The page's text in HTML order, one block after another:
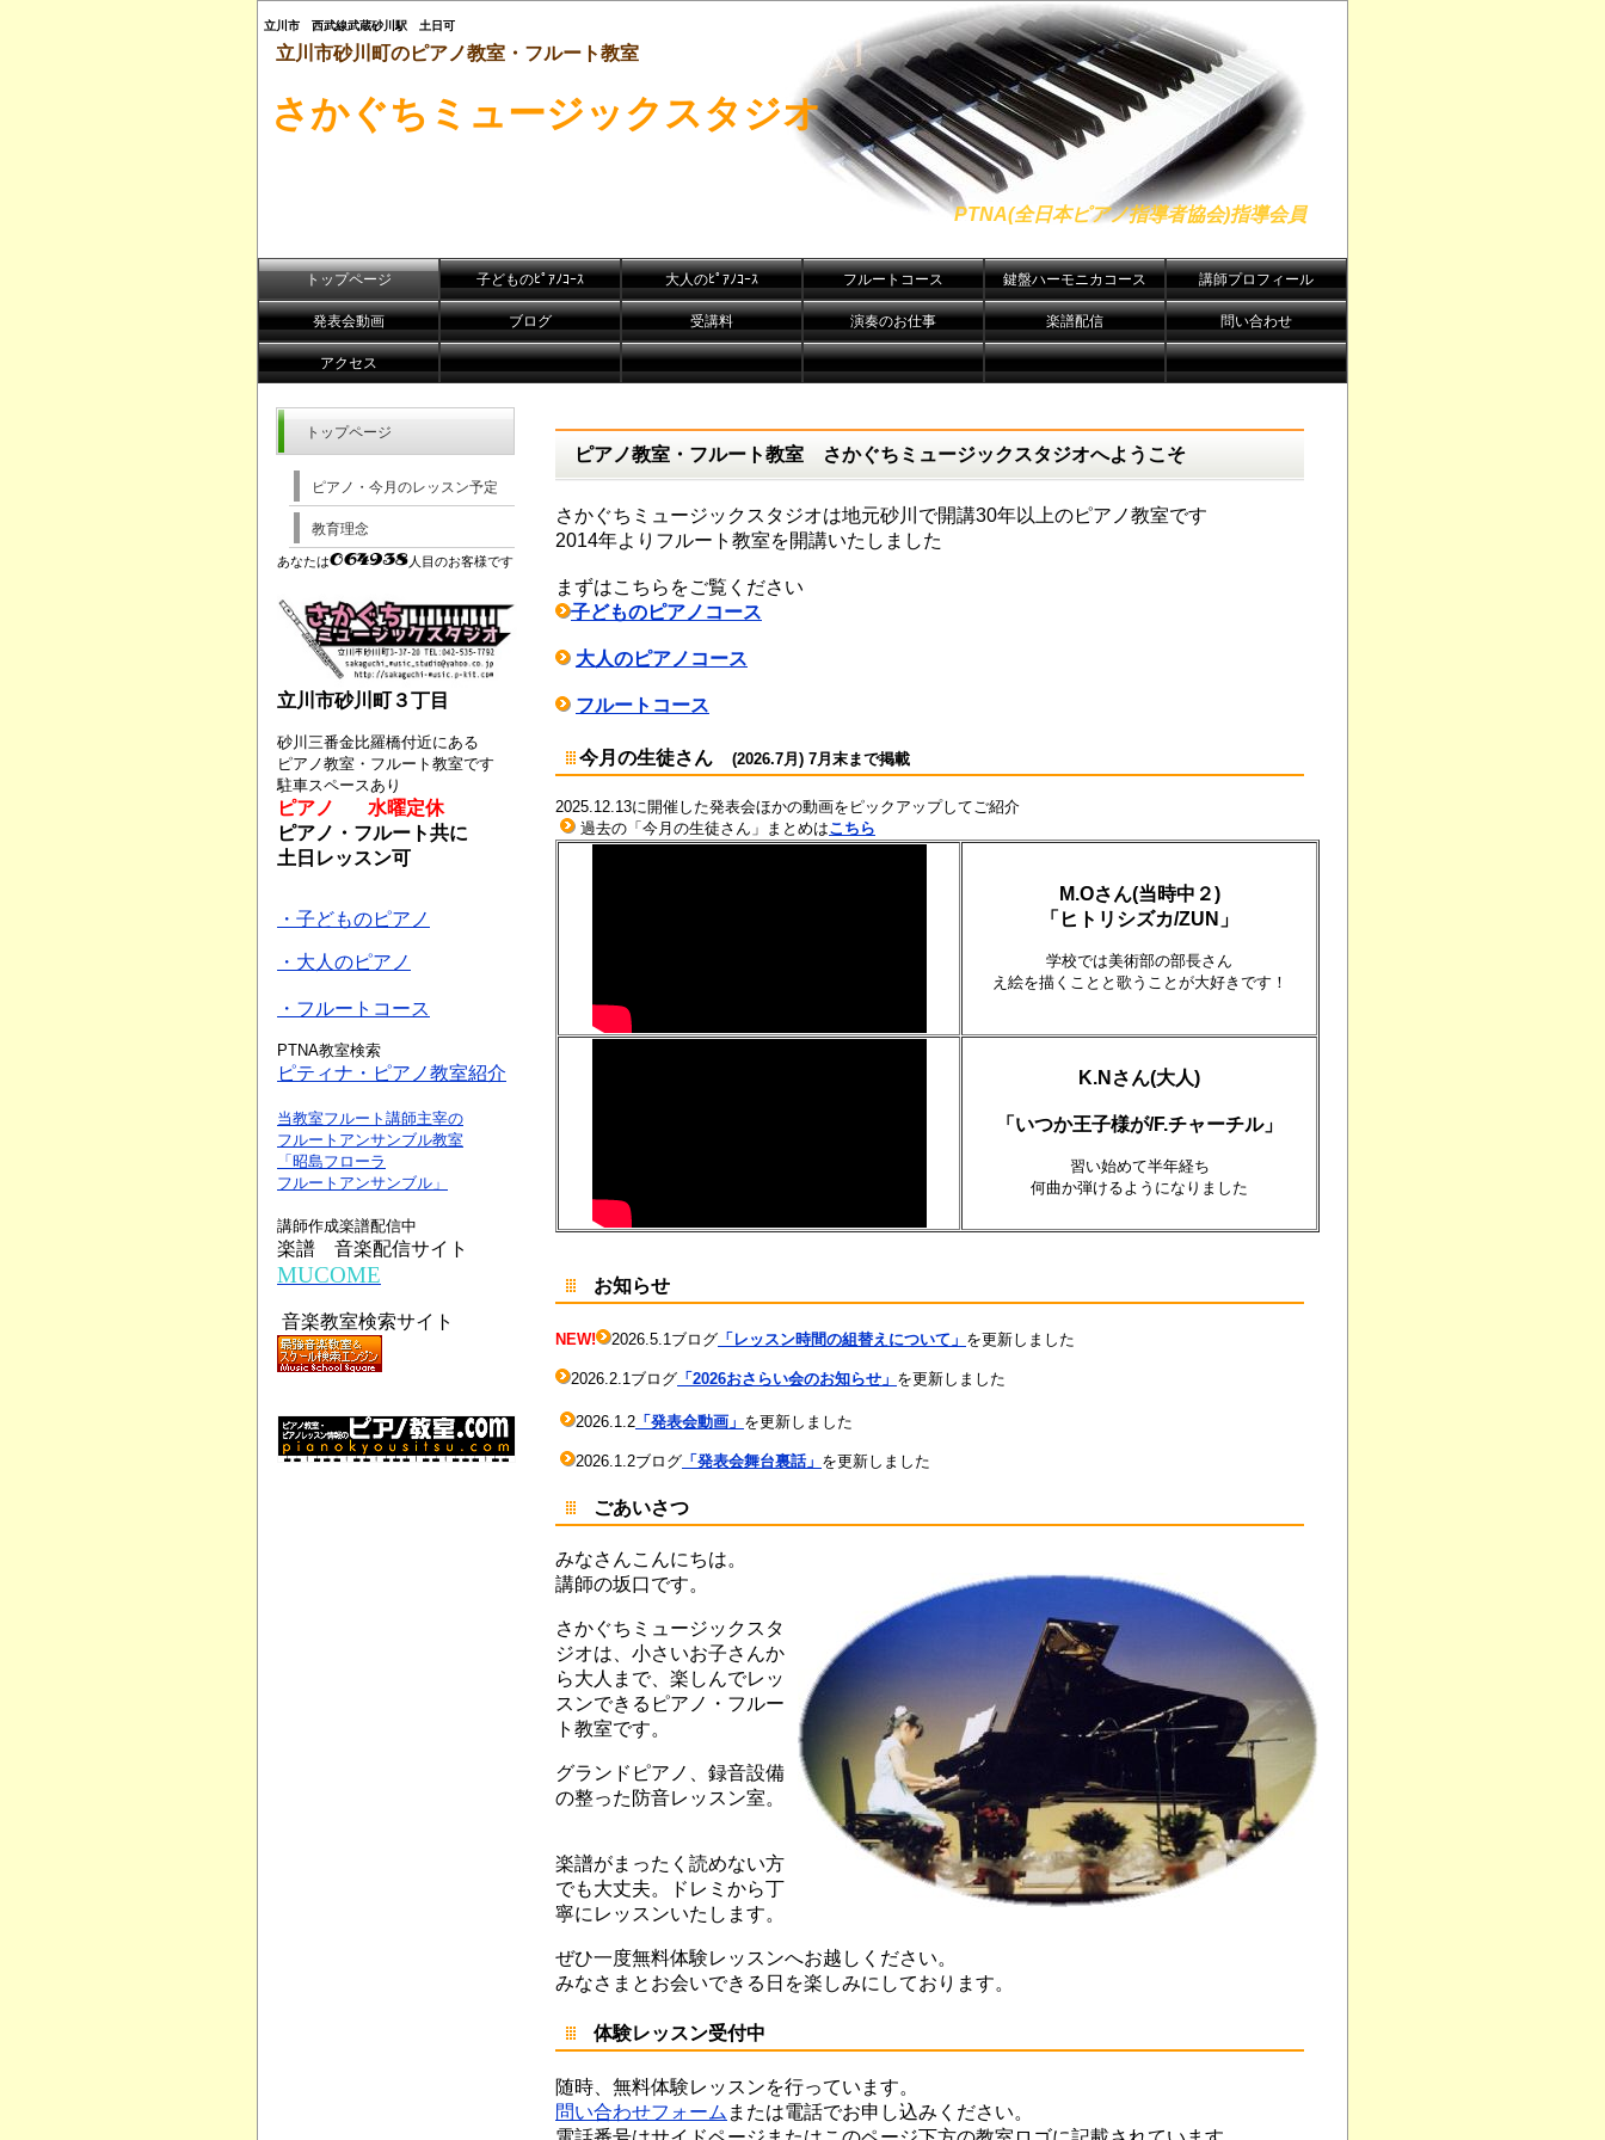
立川市 西武線武蔵砂川駅 土日可
立川市砂川町のピアノ教室・フルート教室
さかぐちミュージックスタジオ
PTNA(全日本ピアノ指導者協会)指導会員
トップページ 子どものﾋﾟｱﾉｺｰｽ 大人のﾋﾟｱﾉｺｰｽ フルートコース 鍵盤ハーモニカコース 講師プロフィール
発表会動画 ブログ 受講料 演奏のお仕事 楽譜配信 問い合わせ
アクセス
ピアノ教室・フルート教室 さかぐちミュージックスタジオへようこそ
さかぐちミュージックスタジオは地元砂川で開講30年以上のピアノ教室です
2014年よりフルート教室を開講いたしました
まずはこちらをご覧ください
子どものピアノコース
大人のピアノコース
フルートコース
今月の生徒さん (2026.7月) 7月末まで掲載
2025.12.13に開催した発表会ほかの動画をピックアップしてご紹介
過去の「今月の生徒さん」まとめはこちら
M.Oさん(当時中２)
「ヒトリシズカ/ZUN」
学校では美術部の部長さん
え絵を描くことと歌うことが大好きです！
K.Nさん(大人)
「いつか王子様が/F.チャーチル」
習い始めて半年経ち
何曲か弾けるようになりました
お知らせ
NEW! 2026.5.1ブログ 「レッスン時間の組替えについて」 を更新しました
2026.2.1ブログ 「2026おさらい会のお知らせ」 を更新しました
2026.1.2 「発表会動画」 を更新しました
2026.1.2ブログ 「発表会舞台裏話」 を更新しました
ごあいさつ
みなさんこんにちは。
講師の坂口です。
さかぐちミュージックスタ
ジオは、小さいお子さんか
ら大人まで、楽しんでレッ
スンできるピアノ・フルー
ト教室です。
グランドピアノ、録音設備
の整った防音レッスン室。
楽譜がまったく読めない方
でも大丈夫。ドレミから丁
寧にレッスンいたします。
ぜひ一度無料体験レッスンへお越しください。
みなさまとお会いできる日を楽しみにしております。
体験レッスン受付中
随時、無料体験レッスンを行っています。
問い合わせフォーム または電話でお申し込みください。
トップページ
ピアノ・今月のレッスン予定
教育理念
あなたは 人目のお客様です
立川市砂川町３丁目
砂川三番金比羅橋付近にある
ピアノ教室・フルート教室です
駐車スペースあり
ピアノ 水曜定休
ピアノ・フルート共に
土日レッスン可
・子どものピアノ
・大人のピアノ
・フルートコース
PTNA教室検索
ピティナ・ピアノ教室紹介
当教室フルート講師主宰の
フルートアンサンブル教室
「昭島フローラ
フルートアンサンブル」
講師作成楽譜配信中
楽譜 音楽配信サイト
MUCOME
音楽教室検索サイト